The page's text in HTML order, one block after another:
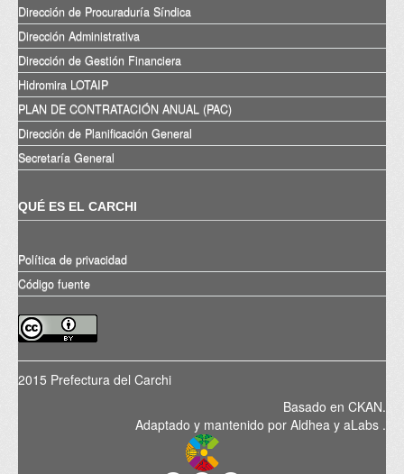
Dirección de Procuraduría Síndica
Dirección Administrativa
Dirección de Gestión Financiera
Hidromira LOTAIP
PLAN DE CONTRATACIÓN ANUAL (PAC)
Dirección de Planificación General
Secretaría General
QUÉ ES EL CARCHI
Política de privacidad
Código fuente
2015 Prefectura del Carchi
Basado en CKAN.
Adaptado y mantenido por Aldhea y aLabs .